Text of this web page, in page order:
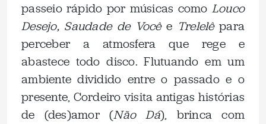
passeio rápido por músicas como Louco
Desejo, Saudade de Vocêe Trelelêpara
perceber a atmosfera que rege e
abastece todo disco. Flutuando em um
ambiente dividido entre o passado e o
presente, Cordeiro visita antigas histórias
de (des)amor (Não Dá), brinca com